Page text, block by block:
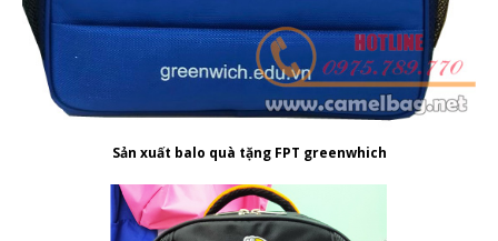
Sản xuất balo quà tặng FPT greenwhich